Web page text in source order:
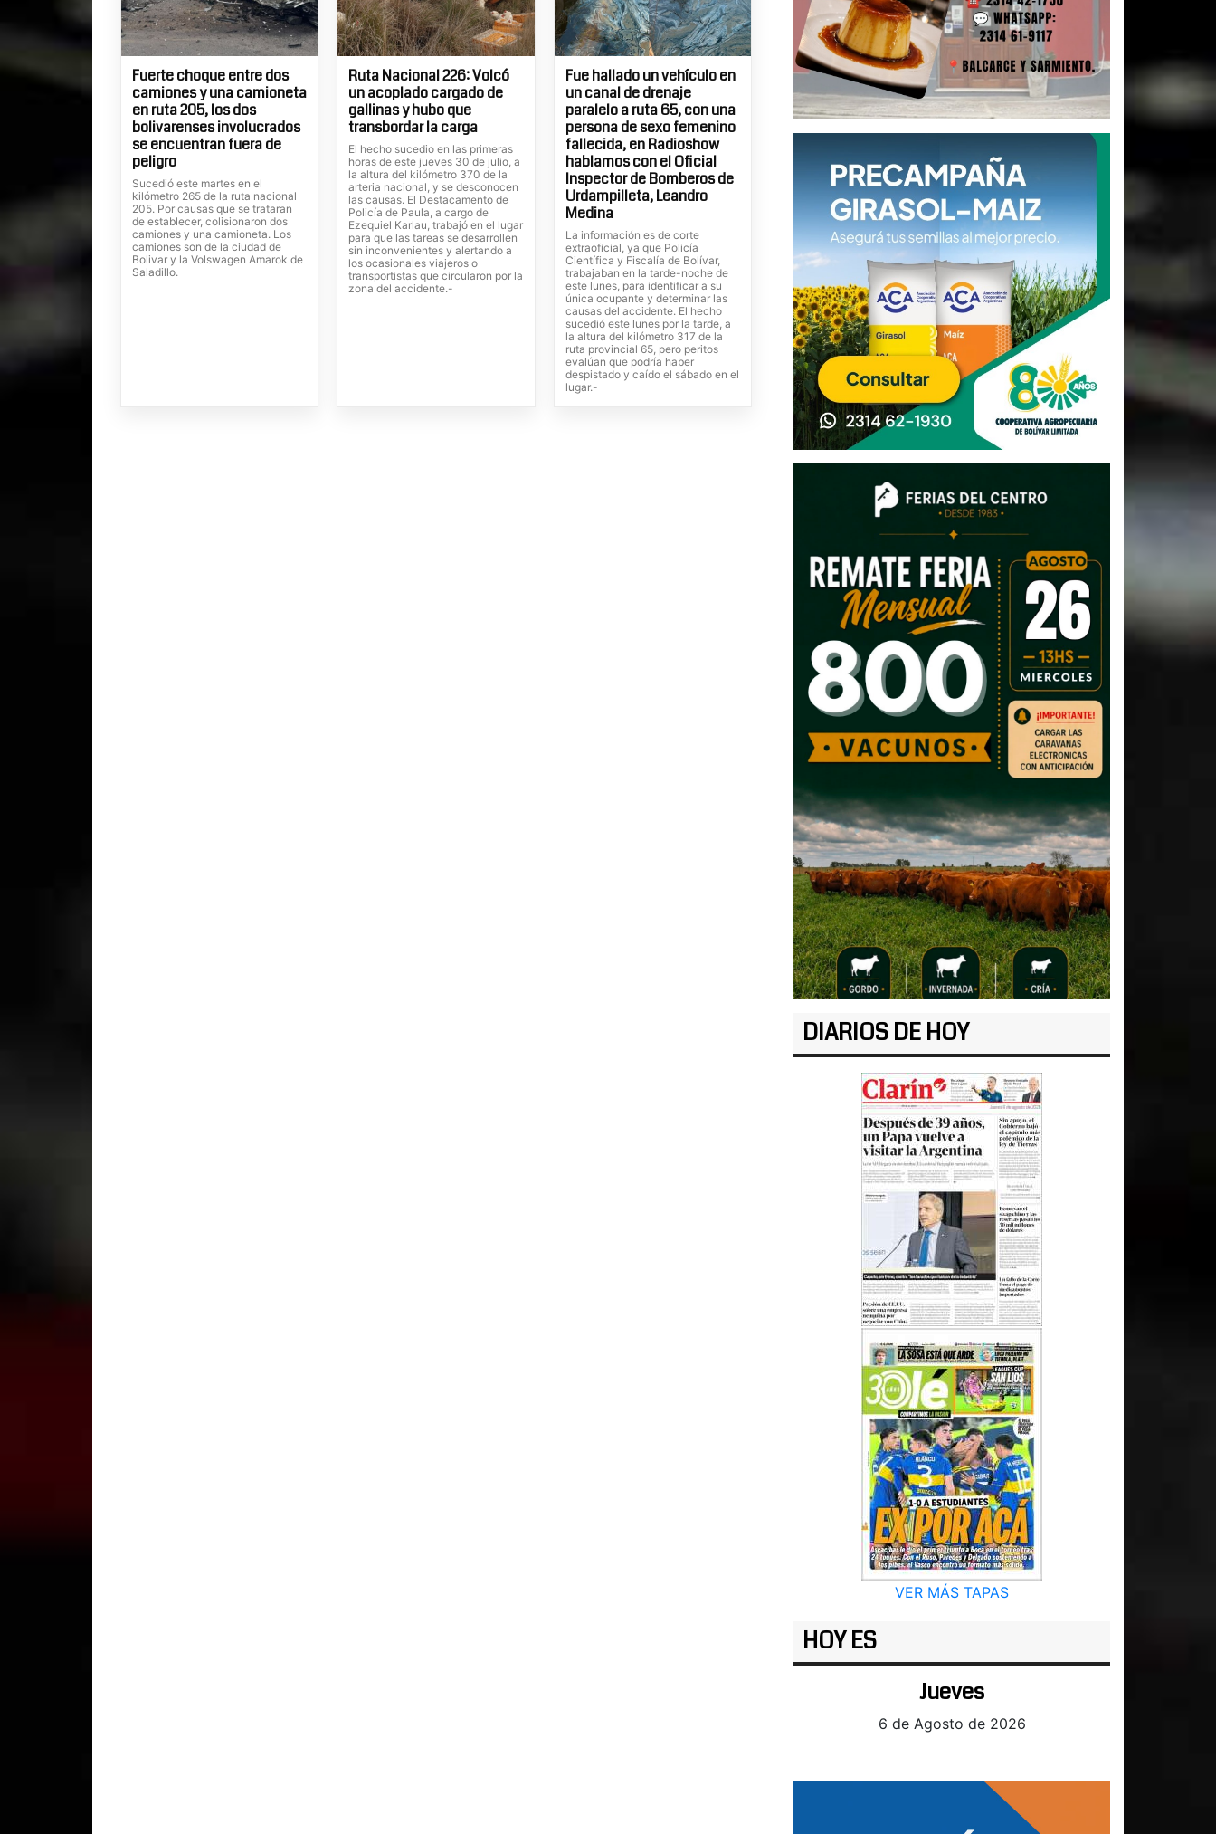
Fuerte choque entre dos
camiones y una camioneta
en ruta 205, los dos
bolivarenses involucrados
se encuentran fuera de
peligro
Sucedió este martes en el
kilómetro 265 de la ruta nacional
205. Por causas que se trataran
de establecer, colisionaron dos
camiones y una camioneta. Los
camiones son de la ciudad de
Bolivar y la Volswagen Amarok de
Saladillo.
Ruta Nacional 226: Volcó
un acoplado cargado de
gallinas y hubo que
transbordar la carga
El hecho sucedio en las primeras
horas de este jueves 30 de julio, a
la altura del kilómetro 370 de la
arteria nacional, y se desconocen
las causas. El Destacamento de
Policía de Paula, a cargo de
Ezequiel Karlau, trabajó en el lugar
para que las tareas se desarrollen
sin inconvenientes y alertando a
los ocasionales viajeros o
transportistas que circularon por la
zona del accidente.-
Fue hallado un vehículo en
un canal de drenaje
paralelo a ruta 65, con una
persona de sexo femenino
fallecida, en Radioshow
hablamos con el Oficial
Inspector de Bomberos de
Urdampilleta, Leandro
Medina
La información es de corte
extraoficial, ya que Policía
Científica y Fiscalía de Bolívar,
trabajaban en la tarde-noche de
este lunes, para identificar a su
única ocupante y determinar las
causas del accidente. El hecho
sucedió este lunes por la tarde, a
la altura del kilómetro 317 de la
ruta provincial 65, pero peritos
evalúan que podría haber
despistado y caído el sábado en el
lugar.-
DIARIOS DE HOY
VER MÁS TAPAS
HOY ES
Jueves
6 de Agosto de 2026